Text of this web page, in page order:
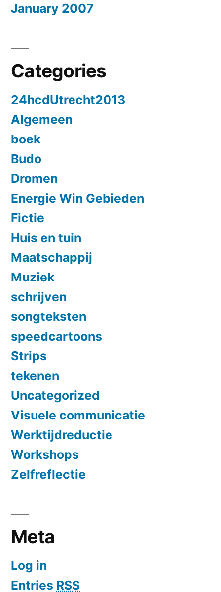
January 2007
Categories
24hcdUtrecht2013
Algemeen
boek
Budo
Dromen
Energie Win Gebieden
Fictie
Huis en tuin
Maatschappij
Muziek
schrijven
songteksten
speedcartoons
Strips
tekenen
Uncategorized
Visuele communicatie
Werktijdreductie
Workshops
Zelfreflectie
Meta
Log in
Entries RSS